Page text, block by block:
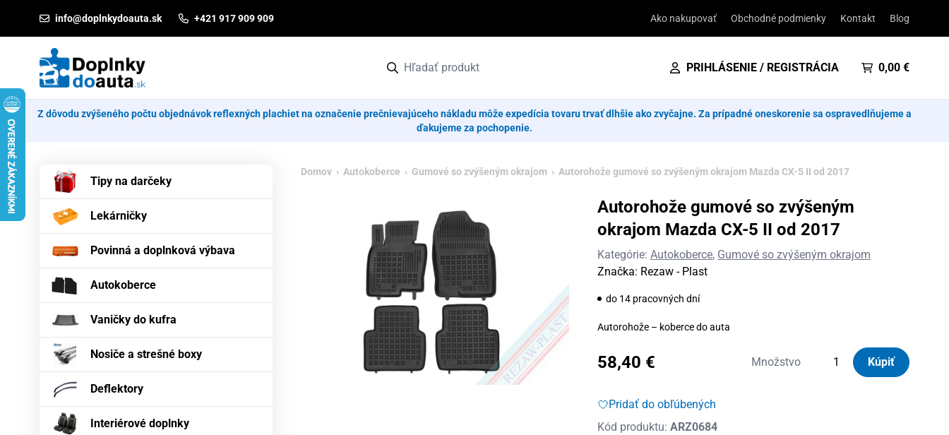
info@doplnkydoauta.sk +421 917 909 909 Ako nakupovať Obchodné podmienky Kontakt Blog
PRIHLÁSENIE / REGISTRÁCIA 0,00 €
Z dôvodu zvýšeného počtu objednávok reflexných plachiet na označenie prečnievajúceho nákladu môže expedícia tovaru trvať dlhšie ako zvyčajne. Za prípadné oneskorenie sa ospravedlňujeme a
ďakujeme za pochopenie.
Tipy na darčeky
Lekárničky
Povinná a doplnková výbava
Autokoberce
Vaničky do kufra
Nosiče a strešné boxy
Deflektory
Interiérové doplnky
Domov › Autokoberce › Gumové so zvýšeným okrajom › Autorohože gumové so zvýšeným okrajom Mazda CX-5 II od 2017
Autorohože gumové so zvýšeným
okrajom Mazda CX-5 II od 2017
Kategórie: Autokoberce, Gumové so zvýšeným okrajom
Značka: Rezaw - Plast
do 14 pracovných dní
Autorohože – koberce do auta
58,40 € Množstvo
množstvo
Kúpiť
Pridať do obľúbených
Kód produktu: ARZ0684